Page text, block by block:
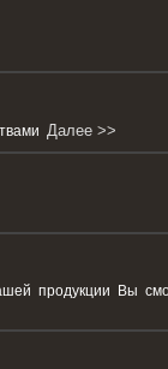
Далее >>
продукции Вы